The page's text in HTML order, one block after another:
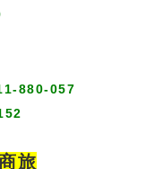
880-057
旅